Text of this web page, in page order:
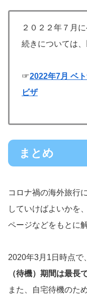
２０２２年７月
続きについては
☞2022年7月 ベ
ビザ
まとめ
コロナ禍の海外旅行
していけばよいかを
ページなどをもとに
2020年3月1日時点で
（待機）期間は最長
また、自宅待機のた